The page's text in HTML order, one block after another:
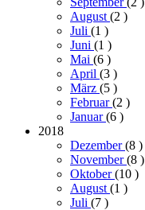
August (2 )
Juli (1 )
Juni (1 )
Mai (6 )
April (3 )
März (5 )
Februar(2 )
Januar(6 )
2018
Dezember(8 )
November(8 )
Oktober(10 )
August (1 )
Juli (7 )